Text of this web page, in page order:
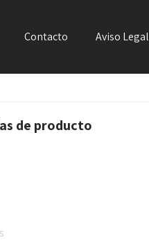
Contacto Aviso Legal
de producto